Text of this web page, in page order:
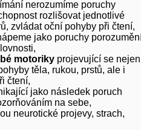
nerozumíme poruchy
rozlišovat jednotlivé
zvládat oční pohyby při čtení,
jako poruchy
motoriky projevující se nejen
těla, rukou, prstů, ale i
čtení,
jako následek poruch
na sebe,
neurotické projevy, strach,